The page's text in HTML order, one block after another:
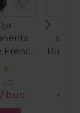
French
/ buc
LEI